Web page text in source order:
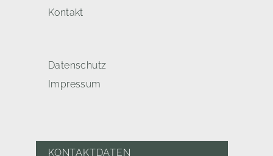
Kontakt
Datenschutz
Impressum
KONTAKTDATEN